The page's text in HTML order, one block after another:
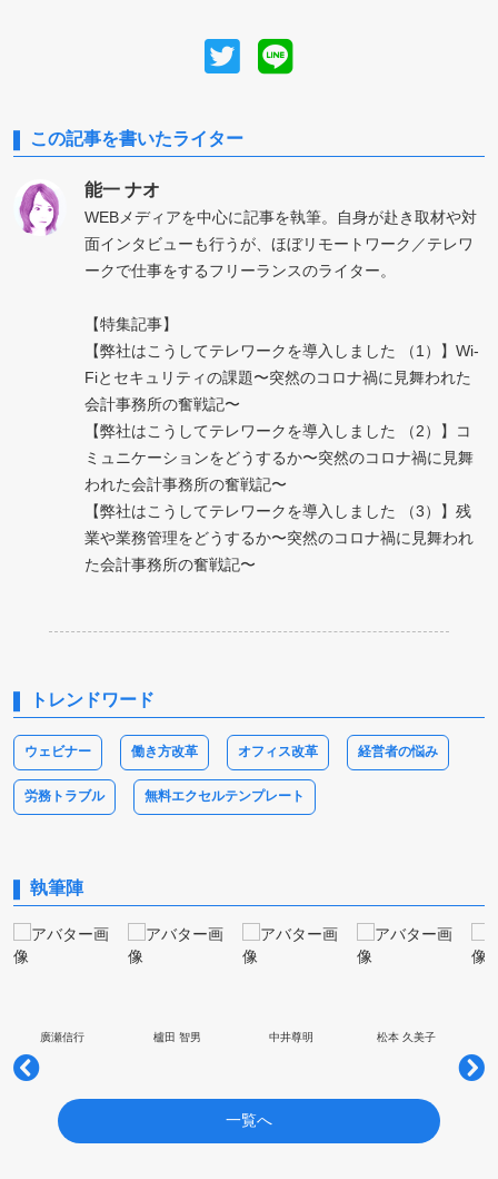
この記事を書いたライター
能一 ナオ
WEBメディアを中心に記事を執筆。自身が赴き取材や対
面インタビューも行うが、ほぼリモートワーク／テレワ
ークで仕事をするフリーランスのライター。
【特集記事】
【弊社はこうしてテレワークを導入しました （1）】Wi-
Fiとセキュリティの課題〜突然のコロナ禍に見舞われた
会計事務所の奮戦記〜
【弊社はこうしてテレワークを導入しました （2）】コ
ミュニケーションをどうするか〜突然のコロナ禍に見舞
われた会計事務所の奮戦記〜
【弊社はこうしてテレワークを導入しました （3）】残
業や業務管理をどうするか〜突然のコロナ禍に見舞われ
た会計事務所の奮戦記〜
トレンドワード
ウェビナー 働き方改革 オフィス改革 経営者の悩み
労務トラブル 無料エクセルテンプレート
執筆陣
廣瀬信行 櫨田 智男 中井尊明 松本 久美子
一覧へ